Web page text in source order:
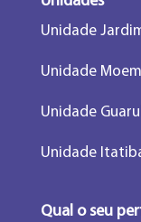
Unidade
Unidade
Unidade
Unidade
Qual o seu